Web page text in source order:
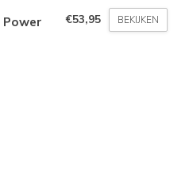
Power €53,95 BEKIJKEN